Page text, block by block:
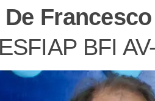
Francesco
ESFIAP BFI